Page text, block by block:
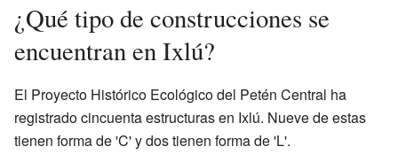
¿Qué tipo de construcciones se
encuentran en Ixlú?
El Proyecto Histórico Ecológico del Petén Central ha
registrado cincuenta estructuras en Ixlú. Nueve de estas
tienen forma de 'C' y dos tienen forma de 'L'.